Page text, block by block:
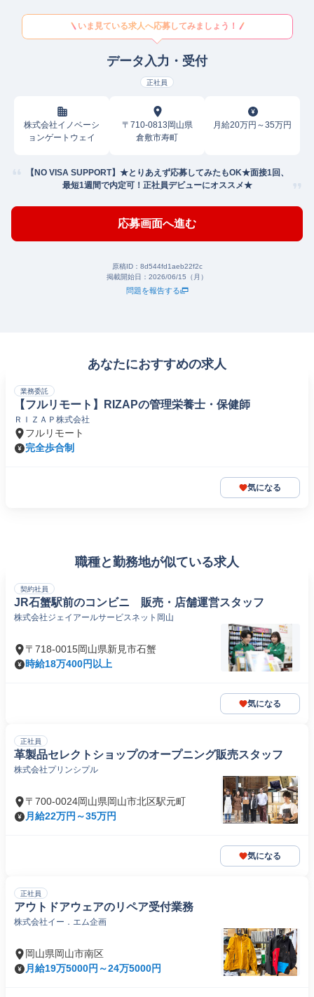
いま見ている求人へ応募してみましょう！
データ入力・受付
正社員
株式会社イノベーシ
ョンゲートウェイ
〒710-0813岡山県
倉敷市寿町
月給20万円～35万円
【NO VISA SUPPORT】★とりあえず応募してみたもOK★面接1回、
最短1週間で内定可！正社員デビューにオススメ★
応募画面へ進む
原稿ID： 8d544fd1aeb22f2c
掲載開始日： 2026/06/15（月）
問題を報告する
あなたにおすすめの求人
業務委託
【フルリモート】RIZAPの管理栄養士・保健師
ＲＩＺＡＰ株式会社
フルリモート
完全歩合制
気になる
職種と勤務地が似ている求人
契約社員
JR石蟹駅前のコンビニ 販売・店舗運営スタッフ
株式会社ジェイアールサービスネット岡山
〒718-0015岡山県新見市石蟹
時給18万400円以上
気になる
正社員
革製品セレクトショップのオープニング販売スタッフ
株式会社プリンシプル
〒700-0024岡山県岡山市北区駅元町
月給22万円～35万円
気になる
正社員
アウトドアウェアのリペア受付業務
株式会社イー．エム企画
岡山県岡山市南区
月給19万5000円～24万5000円